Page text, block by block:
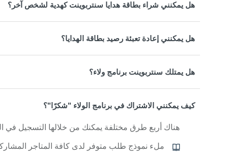
هل يمكنني شراء بطاقة هدايا سنتربوينت كهدية لشخص آخر؟
هل يمكنني إعادة تعبئة رصيد بطاقة الهدايا؟
هل يمتلك سنتربوينت برنامج ولاء؟
كيف يمكنني الاشتراك في برنامج الولاء "شكرًا"؟
هناك أربع طرق مختلفة يمكنك من خلالها التسجيل في
ملء نموذج طلب متوفر لدى كافة المتاجر